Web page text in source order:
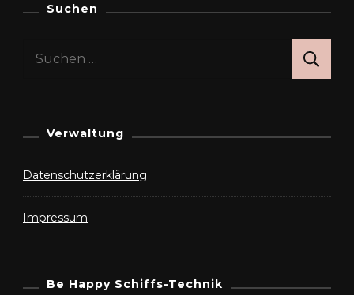
Suchen
Suchen
Verwaltung
Datenschutzerklärung
Impressum
Be Happy Schiffs-Technik